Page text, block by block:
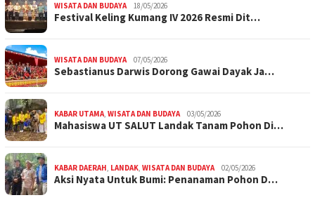
WISATA DAN BUDAYA 18/05/2026
Festival Keling Kumang IV 2026 Resmi Dit…
WISATA DAN BUDAYA 07/05/2026
Sebastianus Darwis Dorong Gawai Dayak Ja…
KABAR UTAMA, WISATA DAN BUDAYA 03/05/2026
Mahasiswa UT SALUT Landak Tanam Pohon Di…
KABAR DAERAH, LANDAK, WISATA DAN BUDAYA 02/05/2026
Aksi Nyata Untuk Bumi: Penanaman Pohon D…